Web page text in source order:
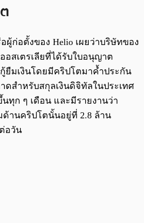
อผู้ก่อตั้งของ Helio เผยว่าบริษัทของ
อสเตรเลียที่ได้รับใบอนุญาต
ยืมเงินโดยมีคริปโตมาค้ำประกัน
ดสำหรับสกุลเงินดิจิทัลในประเทศ
ทุก ๆ เดือน และมีรายงานว่า
ด้านคริปโตนั้นอยู่ที่ 2.8 ล้าน
อวัน